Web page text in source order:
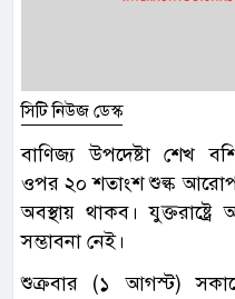
সিটি নিউজ ডেস্ক
বাণিজ্য উপদেষ্টা শেখ
ওপর ২০ শতাংশ শুল্ক
অবস্থায় থাকব। যুক্তরাষ্ট্রে
সম্ভাবনা নেই।
শুক্রবার (১ আগস্ট)